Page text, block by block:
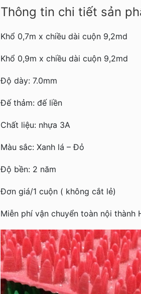
Thông tin chi tiết sản
Khổ 0,7m x chiều dài cuộn 9,2md
Khổ 0,9m x chiều dài cuộn 9,2md
Độ dày: 7.0mm
Đế thảm: đế liền
Chất liệu: nhựa 3A
Màu sắc: Xanh lá – Đỏ
Độ bền: 2 năm
Đơn giá/1 cuộn ( không cắt lẻ)
Miễn phí vận chuyển toàn nội thành